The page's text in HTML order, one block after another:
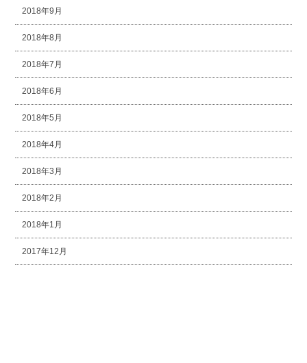
2018年9月
2018年8月
2018年7月
2018年6月
2018年5月
2018年4月
2018年3月
2018年2月
2018年1月
2017年12月